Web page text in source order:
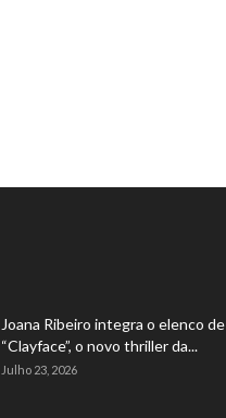
Joana Ribeiro integra o elenco de
“Clayface”, o novo thriller da...
Julho 23, 2026